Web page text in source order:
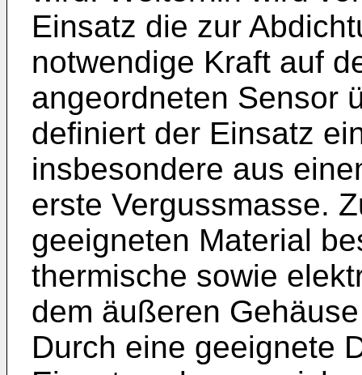
Einsatz die zur
notwendige Kraft auf
angeordneten Sensor
definiert der Einsatz
insbesondere aus
erste Vergussmasse.
geeigneten Material
thermische sowie
dem äußeren
Durch eine geeignete